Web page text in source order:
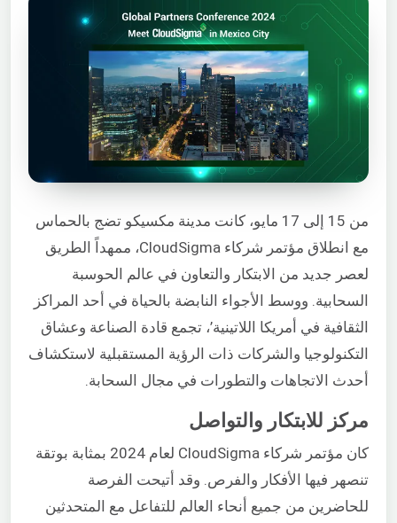
من 15 إلى 17 مايو، كانت مدينة مكسيكو تضج بالحماس
مع انطلاق مؤتمر شركاء CloudSigma، ممهداً الطريق
لعصر جديد من الابتكار والتعاون في عالم الحوسبة
السحابية. ووسط الأجواء النابضة بالحياة في أحد المراكز
الثقافية في أمريكا اللاتينية’، تجمع قادة الصناعة وعشاق
التكنولوجيا والشركات ذات الرؤية المستقبلية لاستكشاف
أحدث الاتجاهات والتطورات في مجال السحابة.
مركز للابتكار والتواصل
كان مؤتمر شركاء CloudSigma لعام 2024 بمثابة بوتقة
تنصهر فيها الأفكار والفرص. وقد أتيحت الفرصة
للحاضرين من جميع أنحاء العالم للتفاعل مع المتحدثين